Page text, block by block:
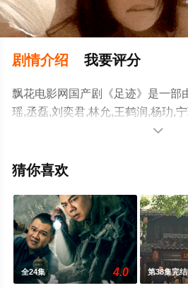
剧情介绍 我要评分
飘花电影网国产剧《足迹》是一部
瑶,丞磊,刘奕君,林允,王鹤润,杨玏,
玉等演员精彩演绎的大陆电视剧，
飘花影院，热播电视剧提前免费观

猜你喜欢
全24集 4.0 第38集完结